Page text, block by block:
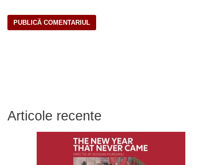
Articole recente